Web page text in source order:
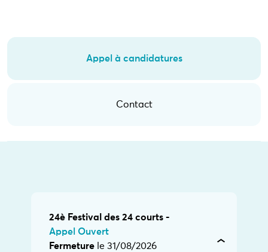
Appel à candidatures
Contact
24è Festival des 24 courts -
Appel Ouvert
Fermeture le 31/08/2026